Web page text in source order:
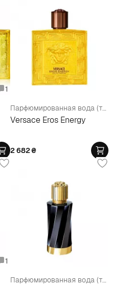
1
Парфюмированная вода (тестер)
Versace Eros Energy
2 682₴
1
Парфюмированная вода (тестер)